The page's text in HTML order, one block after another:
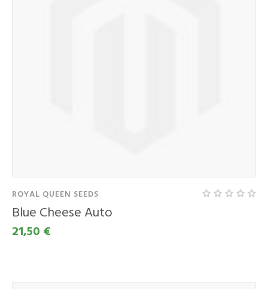
ROYAL QUEEN SEEDS
Blue Cheese Auto
21,50 €